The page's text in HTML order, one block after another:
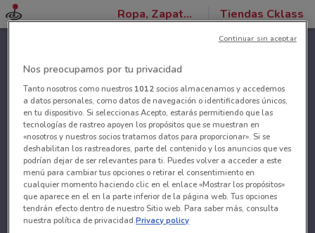
Ropa, Zapatos y Accesorios Tiendas Cklass
Nos preocupamos por tu privacidad
Tanto nosotros como nuestros 1012socios almacenamos y accedemos
a datos personales, como datos de navegación o identificadores únicos,
en tu dispositivo. Si seleccionas Acepto, estarás permitiendo que las
tecnologías de rastreo apoyen los propósitos que se muestran en
«nosotros y nuestros socios tratamos datos para proporcionar». Si se
deshabilitan los rastreadores, parte del contenido y los anuncios que ves
podrían dejar de ser relevantes para ti. Puedes volver a acceder a este
menú para cambiar tus opciones o retirar el consentimiento en
cualquier momento haciendo clic en el enlace «Mostrar los propósitos»
que aparece en el en la parte inferior de la página web. Tus opciones
tendrán efecto dentro de nuestro Sitio web. Para saber más, consulta
nuestra política de privacidad.Privacy policy
Continuar sin aceptar